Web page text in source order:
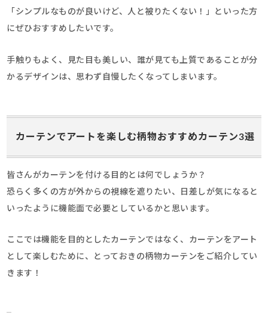
「シンプルなものが良いけど、人と被りたくない！」といった方
にぜひおすすめしたいです。
手触りもよく、見た目も美しい、誰が見ても上質であることが分
かるデザインは、思わず自慢したくなってしまいます。
カーテンでアートを楽しむ柄物おすすめカーテン3選
皆さんがカーテンを付ける目的とは何でしょうか？
恐らく多くの方が外からの視線を遮りたい、日差しが気になると
いったように機能面で必要としているかと思います。
ここでは機能を目的としたカーテンではなく、カーテンをアート
として楽しむために、とっておきの柄物カーテンをご紹介してい
きます！